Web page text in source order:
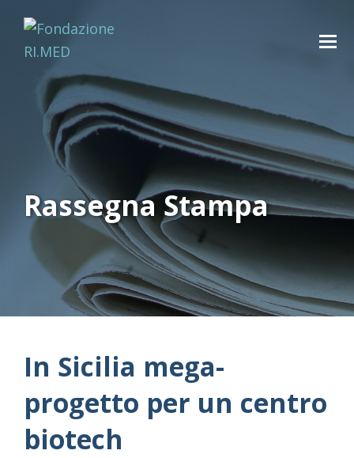
Rassegna Stampa
In Sicilia mega-
progetto per un centro
biotech